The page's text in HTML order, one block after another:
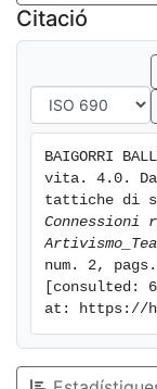
internet alla fine
Ensemble
Grains, EDT.
Swarm,
Mattes) con
Citació
BAIGORRI
vita. 4.0.
Connessioni
num. 2,
[consulted:
at: https://